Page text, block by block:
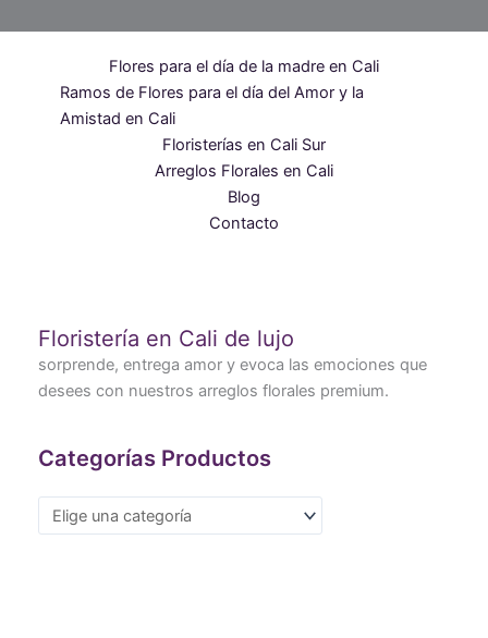
Flores para el día de la madre en Cali
Ramos de Flores para el día del Amor y la
Amistad en Cali
Floristerías en Cali Sur
Arreglos Florales en Cali
Blog
Contacto
Floristería en Cali de lujo
sorprende, entrega amor y evoca las emociones que
desees con nuestros arreglos florales premium.
Categorías Productos